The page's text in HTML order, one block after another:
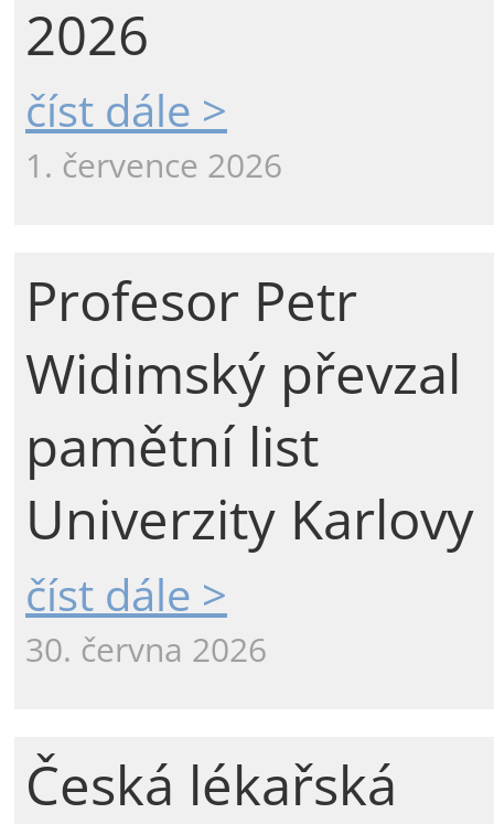
2026
číst dále >
1. července 2026
Profesor Petr
Widimský převzal
pamětní list
Univerzity Karlovy
číst dále >
30. června 2026
Česká lékařská